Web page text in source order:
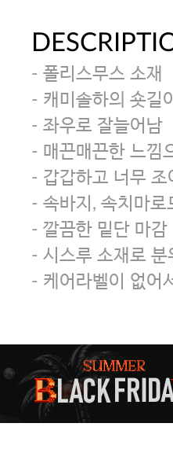
- 폴리스무스 소재
- 캐미솔하의 숏길이
- 좌우로 잘늘어남
- 매끈매끈한 느낌
- 갑갑하고 너무
- 속바지, 속치마로
- 깔끔한 밑단 마감
- 시스루 소재로 분
- 케어라벨이 없어